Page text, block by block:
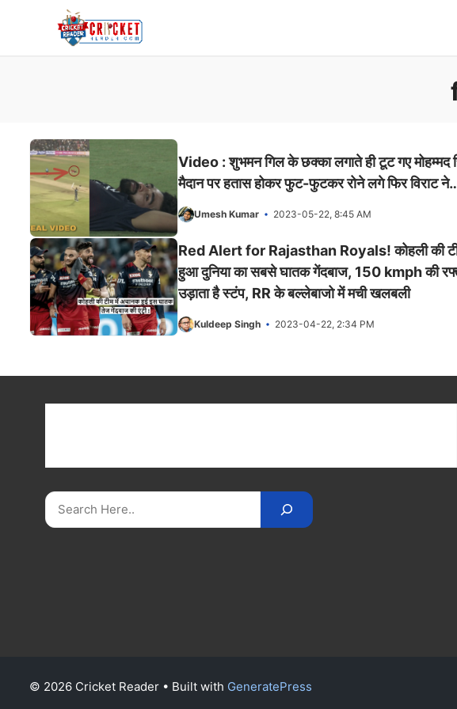
Video : शुभमन गिल के छक्का लगाते ही टूट गए मोहम्मद
मैदान पर हतास होकर फुट-फुटकर रोने लगे फिर विराट
Umesh Kumar 2023-05-22, 8:45 AM
Red Alert for Rajasthan Royals! कोहली की
हुआ दुनिया का सबसे घातक गेंदबाज, 150 kmph की
उड़ाता है स्टंप, RR के बल्लेबाजो में मची खलबली
Kuldeep Singh 2023-04-22, 2:34 PM
Search
© 2026 Cricket Reader • Built with GeneratePress